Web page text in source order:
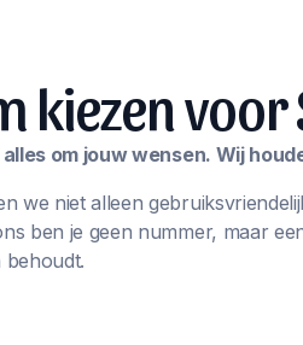
kiezen voor
om jouw wensen. Wij
we niet alleen
ben je geen nummer, maar
behoudt.